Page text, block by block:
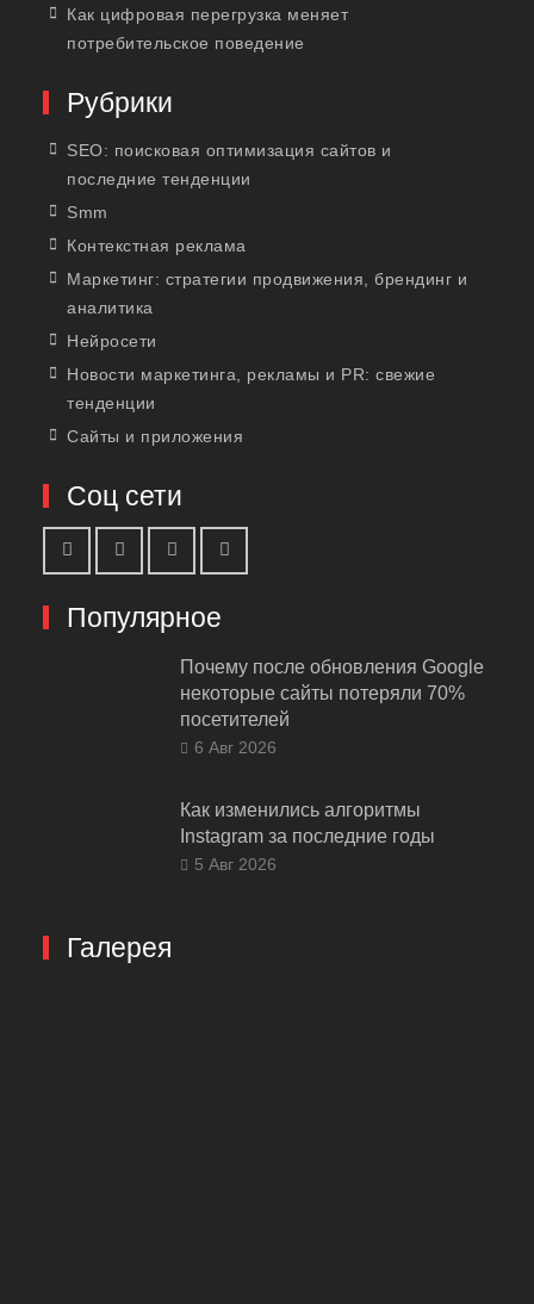
Как цифровая перегрузка меняет
потребительское поведение
Рубрики
SEO: поисковая оптимизация сайтов и
последние тенденции
Smm
Контекстная реклама
Маркетинг: стратегии продвижения, брендинг и
аналитика
Нейросети
Новости маркетинга, рекламы и PR: свежие
тенденции
Сайты и приложения
Соц сети
Популярное
Почему после обновления Google
некоторые сайты потеряли 70%
посетителей
6 Авг 2026
Как изменились алгоритмы
Instagram за последние годы
5 Авг 2026
Галерея